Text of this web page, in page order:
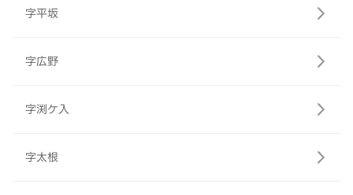
字平坂
字広野
字渕ケ入
字太根